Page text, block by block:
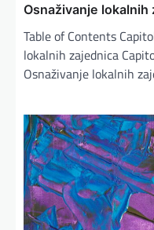
Osnaživanje lokalnih
Table of Contents
lokalnih zajednica
Osnaživanje lokalnih